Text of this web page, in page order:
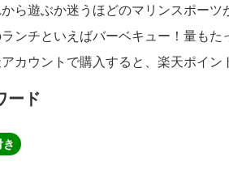
ら遊ぶか迷うほどのマリンスポーツ
ンチといえばバーベキュー！量も
カウントで購入すると、楽天ポイン
ード